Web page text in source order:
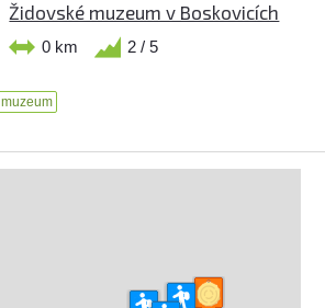
Židovské muzeum v Boskovicích
0 km 2 / 5
muzeum